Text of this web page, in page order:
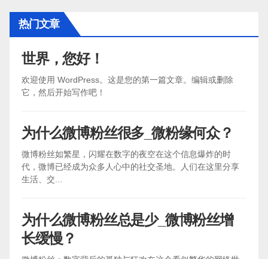
热门文章
世界，您好！
欢迎使用 WordPress。这是您的第一篇文章。编辑或删除
它，然后开始写作吧！
为什么微博粉丝很多_微粉缘何众？
微博粉丝如繁星，闪耀在数字的夜空在这个信息爆炸的时
代，微博已经成为众多人心中的社交圣地。人们在这里分享
生活、交...
为什么微博粉丝总是少_微博粉丝增
长缓慢？